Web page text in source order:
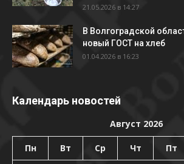
21.05.2026 в 14:27
В Волгоградской
новый ГОСТ на хлеб
01.04.2026 в 16:23
Календарь новостей
Август 2026
Пн Вт Ср Чт Пт